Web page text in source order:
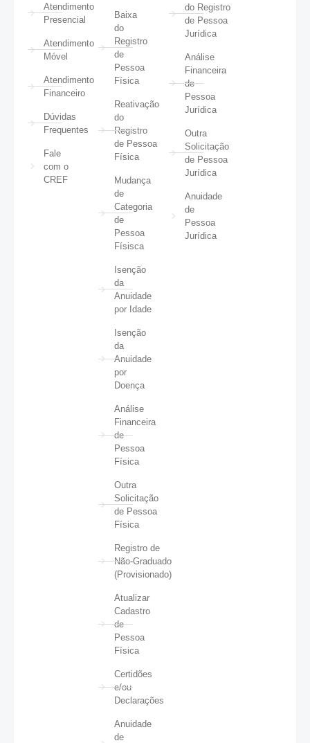
Atendimento
Presencial
Atendimento
Móvel
Atendimento
Financeiro
Dúvidas
Frequentes
Fale
com o
CREF
Baixa
do
Registro
de
Pessoa
Física
Reativação
do
Registro
de Pessoa
Física
Mudança
de
Categoria
de
Pessoa
Físisca
Isenção
da
Anuidade
por Idade
Isenção
da
Anuidade
por
Doença
Análise
Financeira
de
Pessoa
Física
Outra
Solicitação
de Pessoa
Física
Registro de
Não-Graduado
(Provisionado)
Atualizar
Cadastro
de
Pessoa
Física
Certidões
e/ou
Declarações
Anuidade
de
do Registro
de Pessoa
Jurídica
Análise
Financeira
de
Pessoa
Jurídica
Outra
Solicitação
de Pessoa
Jurídica
Anuidade
de
Pessoa
Jurídica